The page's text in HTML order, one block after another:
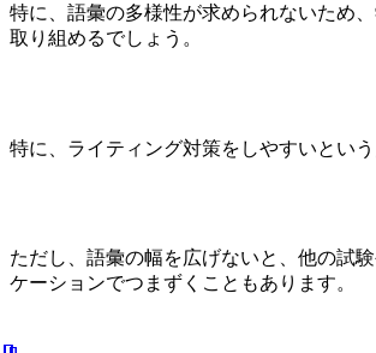
特に、語彙の多様性が求められないため
取り組めるでしょう。
特に、ライティング対策をしやすいという
ただし、語彙の幅を広げないと、他の試
ケーションでつまずくこともあります。